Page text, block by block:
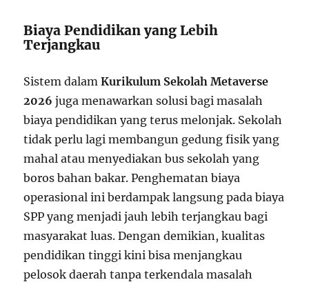
Biaya Pendidikan yang Lebih
Terjangkau
Sistem dalamKurikulum Sekolah Metaverse
2026 juga menawarkan solusi bagi masalah
biaya pendidikan yang terus melonjak. Sekolah
tidak perlu lagi membangun gedung fisik yang
mahal atau menyediakan bus sekolah yang
boros bahan bakar. Penghematan biaya
operasional ini berdampak langsung pada biaya
SPP yang menjadi jauh lebih terjangkau bagi
masyarakat luas. Dengan demikian, kualitas
pendidikan tinggi kini bisa menjangkau
pelosok daerah tanpa terkendala masalah